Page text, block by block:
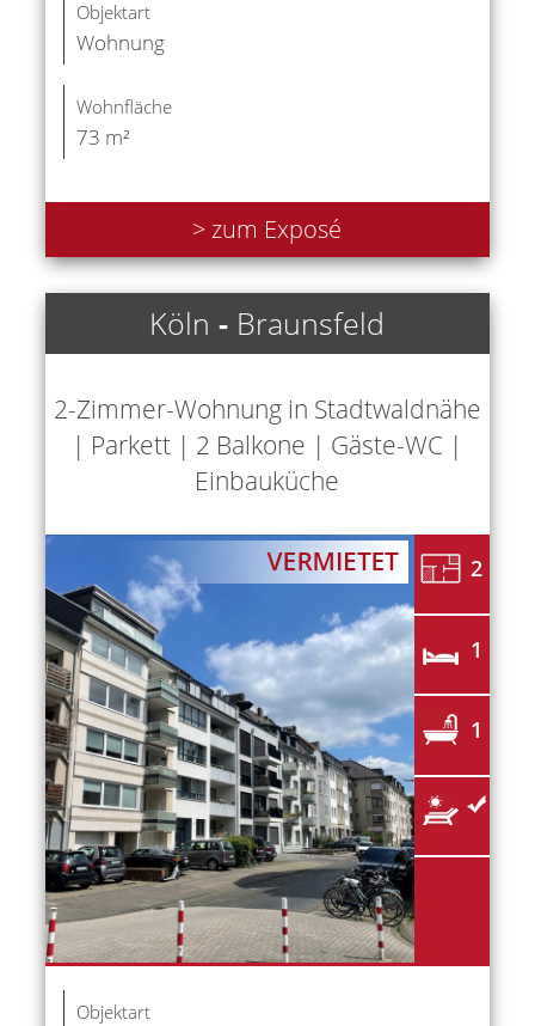
Objektart
Wohnung
Wohnfläche
73 m²
> zum Exposé
Köln - Braunsfeld
2-Zimmer-Wohnung in Stadtwaldnähe
| Parkett | 2 Balkone | Gäste-WC |
Einbauküche
2
1
1
Objektart